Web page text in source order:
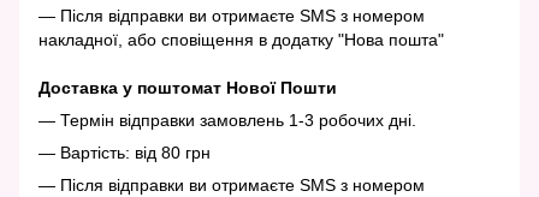
— Після відправки ви отримаєте SMS з номером
накладної, або сповіщення в додатку "Нова пошта"
Доставка у поштомат Нової Пошти
— Термін відправки замовлень 1-3 робочих дні.
— Вартість: від 80 грн
— Після відправки ви отримаєте SMS з номером